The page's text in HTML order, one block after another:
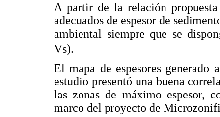
A partir de la relación
adecuados de espesor de
ambiental siempre que se
Vs).
El mapa de espesores
estudio presentó una buena
las zonas de máximo espesor,
marco del proyecto de